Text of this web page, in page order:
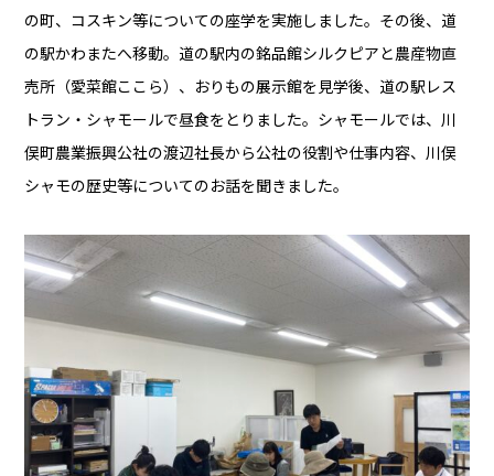
の町、コスキン等についての座学を実施しました。その後、道
の駅かわまたへ移動。道の駅内の銘品館シルクピアと農産物直
売所（愛菜館ここら）、おりもの展示館を見学後、道の駅レス
トラン・シャモールで昼食をとりました。シャモールでは、川
俣町農業振興公社の渡辺社長から公社の役割や仕事内容、川俣
シャモの歴史等についてのお話を聞きました。